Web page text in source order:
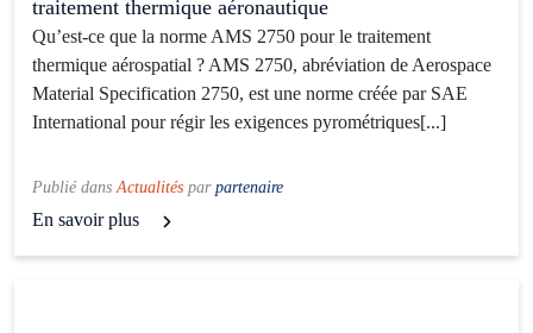
traitement thermique aéronautique
Qu’est-ce que la norme AMS 2750 pour le traitement
thermique aérospatial ? AMS 2750, abréviation de Aerospace
Material Specification 2750, est une norme créée par SAE
International pour régir les exigences pyrométriques[...]
Publié dansActualités par partenaire
En savoir plus